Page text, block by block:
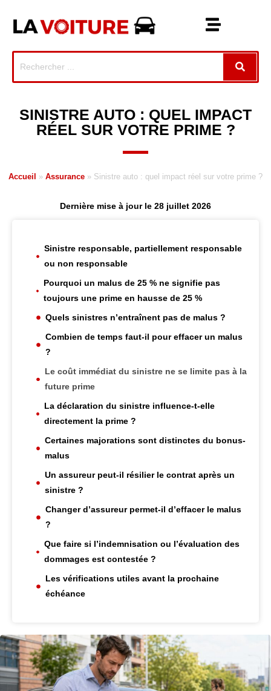
SINISTRE AUTO : QUEL IMPACT
RÉEL SUR VOTRE PRIME ?
Accueil » Assurance » Sinistre auto : quel impact réel sur votre prime ?
Dernière mise à jour le 28 juillet 2026
Sinistre responsable, partiellement responsable
ou non responsable
Pourquoi un malus de 25 % ne signifie pas
toujours une prime en hausse de 25 %
Quels sinistres n’entraînent pas de malus ?
Combien de temps faut-il pour effacer un malus
?
Le coût immédiat du sinistre ne se limite pas à la
future prime
La déclaration du sinistre influence-t-elle
directement la prime ?
Certaines majorations sont distinctes du bonus-
malus
Un assureur peut-il résilier le contrat après un
sinistre ?
Changer d’assureur permet-il d’effacer le malus
?
Que faire si l’indemnisation ou l’évaluation des
dommages est contestée ?
Les vérifications utiles avant la prochaine
échéance